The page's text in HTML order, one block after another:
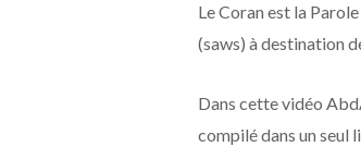
Le Coran est la
(saws) à destination
Dans cette vidéo
compilé dans un seul